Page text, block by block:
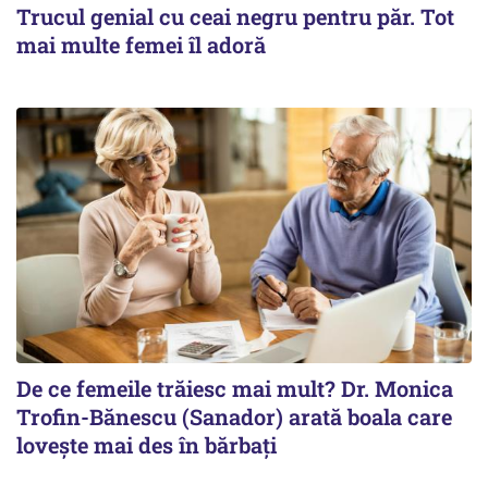
Trucul genial cu ceai negru pentru păr. Tot
mai multe femei îl adoră
De ce femeile trăiesc mai mult? Dr. Monica
Trofin-Bănescu (Sanador) arată boala care
lovește mai des în bărbați